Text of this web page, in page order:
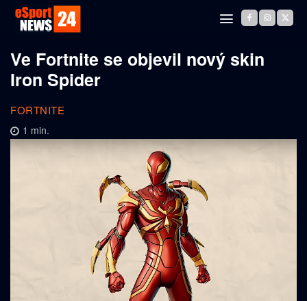
Ve Fortnite se objevil nový skin
Iron Spider
FORTNITE
1 min.